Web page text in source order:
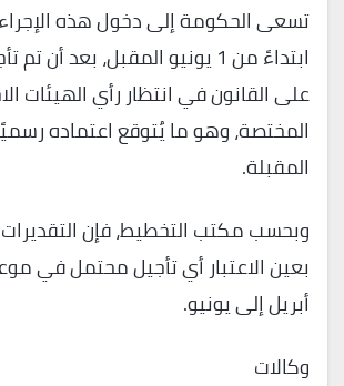
تسعى الحكومة إلى دخول هذه
ابتداءً من 1 يونيو المقبل، بعد أن
على القانون في انتظار رأي الهيئات
المختصة، وهو ما يُتوقع اعتماده
المقبلة.
وبحسب مكتب التخطيط، فإن التقديرات
بعين الاعتبار أي تأجيل محتمل في
أبريل إلى يونيو.
وكالات